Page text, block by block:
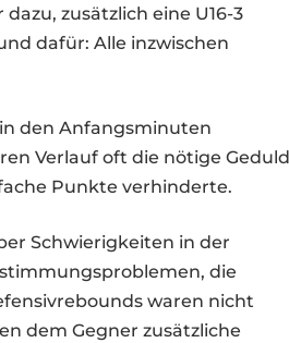
zusätzlich eine U16-3
dafür: Alle inzwischen
den Anfangsminuten
Verlauf oft die nötige Geduld
Punkte verhinderte.
Schwierigkeiten in der
die
waren nicht
dem Gegner zusätzliche